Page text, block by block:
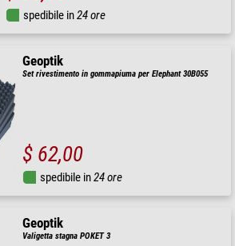
spedibile in24 ore
Geoptik
Set rivestimento in gommapiuma per Elephant 30B055
$ 62,00
spedibile in24 ore
Geoptik
Valigetta stagna POKET 3